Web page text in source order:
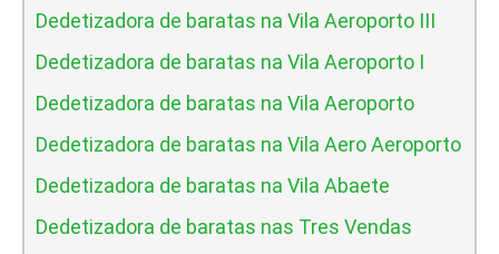
Dedetizadora de baratas na Vila Aeroporto III
Dedetizadora de baratas na Vila Aeroporto I
Dedetizadora de baratas na Vila Aeroporto
Dedetizadora de baratas na Vila Aero Aeroporto
Dedetizadora de baratas na Vila Abaete
Dedetizadora de baratas nas Tres Vendas